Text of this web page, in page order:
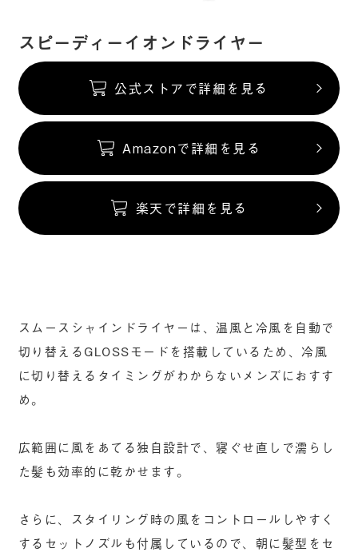
スピーディーイオンドライヤー
公式ストアで詳細を見る
Amazonで詳細を見る
楽天で詳細を見る
スムースシャインドライヤーは、温風と冷風を自動で
切り替えるGLOSSモードを搭載しているため、冷風
に切り替えるタイミングがわからないメンズにおすす
め。
広範囲に風をあてる独自設計で、寝ぐせ直しで濡らし
た髪も効率的に乾かせます。
さらに、スタイリング時の風をコントロールしやすく
するセットノズルも付属しているので、朝に髪型をセ